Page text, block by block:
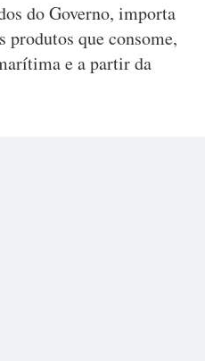
do Governo, importa
produtos que consome,
e a partir da